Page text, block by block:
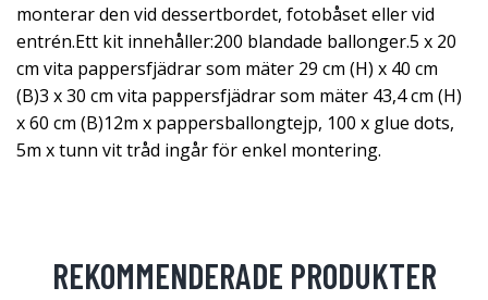
monterar den vid dessertbordet, fotobåset eller vid
entrén.Ett kit innehåller:200 blandade ballonger.5 x 20
cm vita pappersfjädrar som mäter 29 cm (H) x 40 cm
(B)3 x 30 cm vita pappersfjädrar som mäter 43,4 cm (H)
x 60 cm (B)12m x pappersballongtejp, 100 x glue dots,
5m x tunn vit tråd ingår för enkel montering.
REKOMMENDERADE PRODUKTER